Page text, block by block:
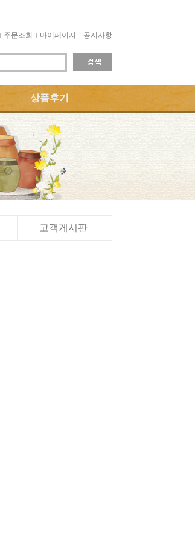
주문조회 마이페이지 공지사항
상품후기
고객게시판